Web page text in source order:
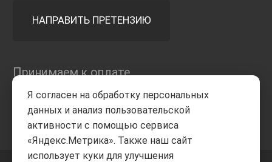
НАПРАВИТЬ ПРЕТЕНЗИЮ
Принимаем к оплате
Я согласен на обработку персональных
данных и анализ пользовательской
активности с помощью сервиса
«Яндекс.Метрика». Также наш сайт
использует куки для улучшения